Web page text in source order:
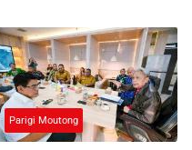
Parigi Moutong